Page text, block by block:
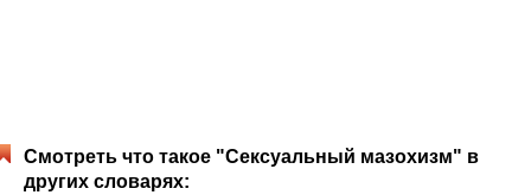
Смотреть что такое "Сексуальный мазохизм" в
других словарях: